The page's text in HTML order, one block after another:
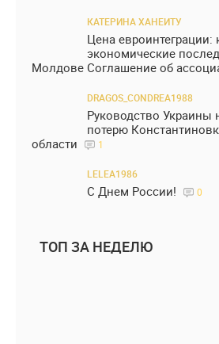
КАТЕРИНА ХАНЕИТУ
Цена евроинтеграции:
экономические
Молдове Соглашение об
DRAGOS_CONDREA1988
Руководство Украины
потерю
области
1
LELEA1986
С Днем России! 0
ТОП ЗА НЕДЕЛЮ